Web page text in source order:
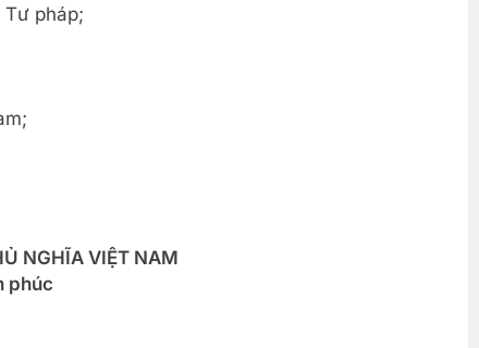
Tư pháp;
NGHĨA VIỆT NAM
phúc